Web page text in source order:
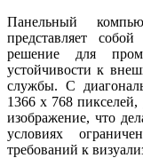
Панельный
представляет
решение для
устойчивости к
службы. С
1366 x 768 пикселей,
изображение, что
условиях
требований к